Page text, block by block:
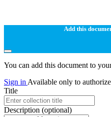
Add this
You can add this document to
Sign in Available only to
Title
Description (optional)